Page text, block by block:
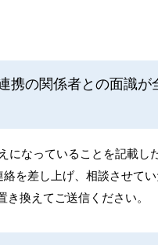
携の関係者との面識
になっていることを記載
を差し上げ、相談させてい
換えてご送信ください。